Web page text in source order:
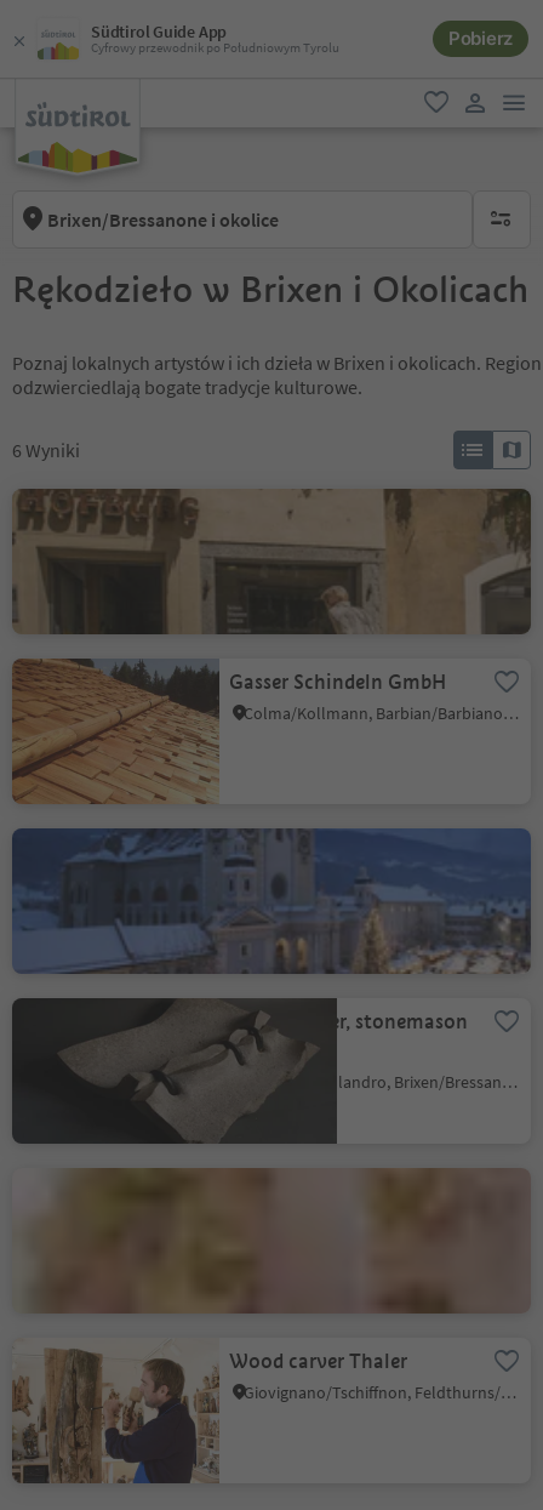
Südtirol Guide App
Cyfrowy przewodnik po Południowym Tyrolu Pobierz
ulubione
Brixen/Bressanone i okolice brak
Rękodzieło w Brixen i Okolicach
Poznaj lokalnych artystów i ich dzieła w Brixen i okolicach.
odzwierciedlają bogate tradycje kulturowe.
6 Wyniki
Galerie Hofburg
Bressanone città/Brixen Stadt, Brixen/Bressanone, Brixen/Bressanone and environs
Gasser Schindeln GmbH
Colma/Kollmann, Barbian/Barbiano, Brixen/Bressanone and environs
Christmas Market
Bressanone Brixen
Bressanone città/Brixen Stadt, Brixen/Bressanone, Brixen/Bressanone and environs
David Gasser, stonemason
& sculptor
Villanders/Villandro, Brixen/Bressanone and environs
Wood carver Thaler
Giovignano/Tschiffnon, Feldthurns/Velturno, Brixen/Bressanone and environs